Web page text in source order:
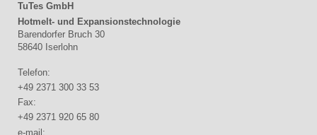
TuTes GmbH
Hotmelt- und Expansionstechnologie
Barendorfer Bruch 30
58640 Iserlohn
Telefon:
+49 2371 300 33 53
Fax:
+49 2371 920 65 80
e-mail: